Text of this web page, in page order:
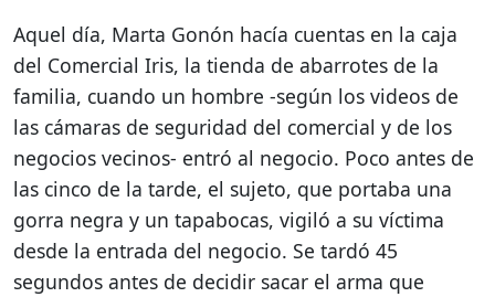
Aquel día, Marta Gonón hacía cuentas en la caja
del Comercial Iris, la tienda de abarrotes de la
familia, cuando un hombre -según los videos de
las cámaras de seguridad del comercial y de los
negocios vecinos- entró al negocio. Poco antes de
las cinco de la tarde, el sujeto, que portaba una
gorra negra y un tapabocas, vigiló a su víctima
desde la entrada del negocio. Se tardó 45
segundos antes de decidir sacar el arma que